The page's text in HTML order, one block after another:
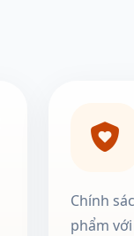
Chính
phẩm